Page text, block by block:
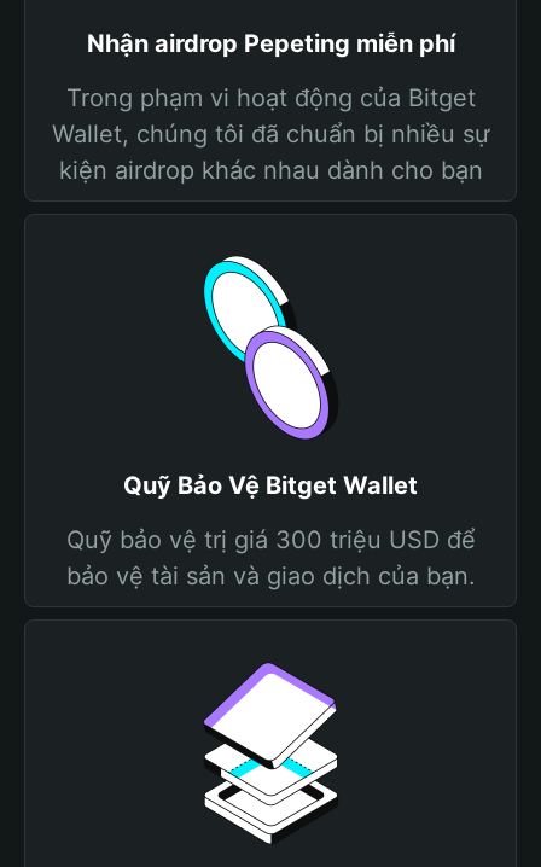
Nhận airdrop Pepeting miễn phí
Trong phạm vi hoạt động của Bitget
Wallet, chúng tôi đã chuẩn bị nhiều sự
kiện airdrop khác nhau dành cho bạn
Quỹ Bảo Vệ Bitget Wallet
Quỹ bảo vệ trị giá 300 triệu USD để
bảo vệ tài sản và giao dịch của bạn.